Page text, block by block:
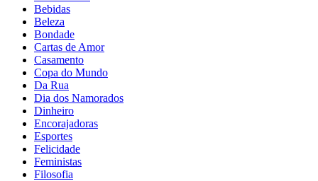
Bebidas
Beleza
Bondade
Cartas de Amor
Casamento
Copa do Mundo
Da Rua
Dia dos Namorados
Dinheiro
Encorajadoras
Esportes
Felicidade
Feministas
Filosofia